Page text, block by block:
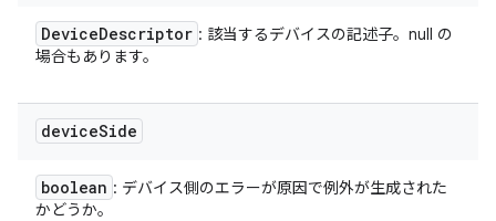
DeviceDescriptor : 該当するデバイスの記述子。null の
場合もあります。
deviceSide
boolean : デバイス側のエラーが原因で例外が生成された
かどうか。